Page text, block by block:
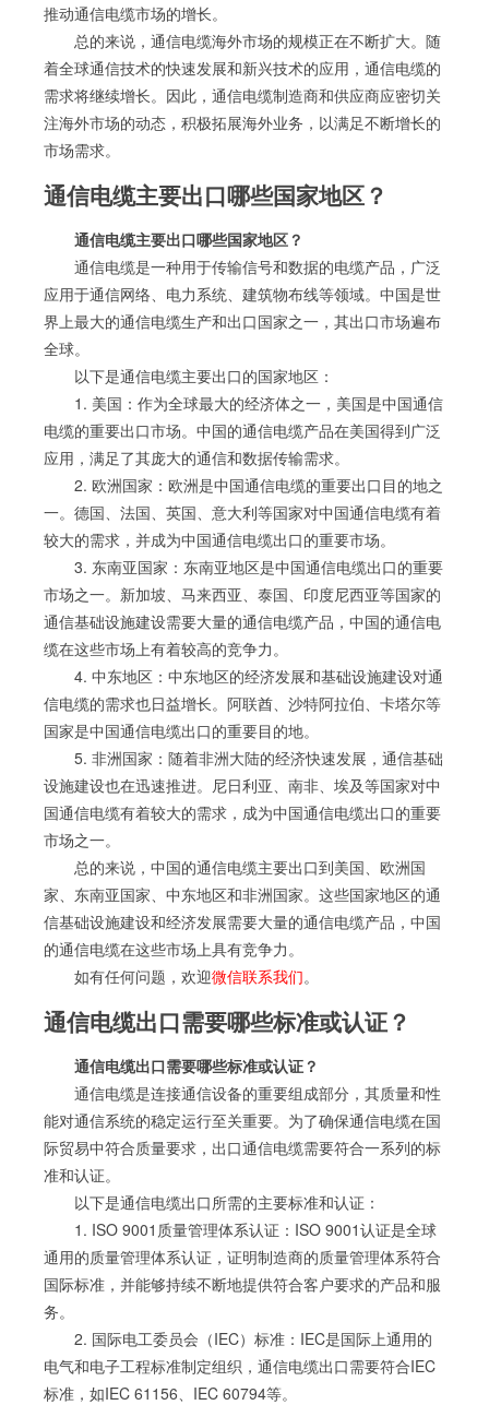
推动通信电缆市场的增长。
总的来说，通信电缆海外市场的规模正在不断扩大。随
着全球通信技术的快速发展和新兴技术的应用，通信电缆的
需求将继续增长。因此，通信电缆制造商和供应商应密切关
注海外市场的动态，积极拓展海外业务，以满足不断增长的
市场需求。
通信电缆主要出口哪些国家地区？
通信电缆主要出口哪些国家地区？
通信电缆是一种用于传输信号和数据的电缆产品，广泛
应用于通信网络、电力系统、建筑物布线等领域。中国是世
界上最大的通信电缆生产和出口国家之一，其出口市场遍布
全球。
以下是通信电缆主要出口的国家地区：
1. 美国：作为全球最大的经济体之一，美国是中国通信
电缆的重要出口市场。中国的通信电缆产品在美国得到广泛
应用，满足了其庞大的通信和数据传输需求。
2. 欧洲国家：欧洲是中国通信电缆的重要出口目的地之
一。德国、法国、英国、意大利等国家对中国通信电缆有着
较大的需求，并成为中国通信电缆出口的重要市场。
3. 东南亚国家：东南亚地区是中国通信电缆出口的重要
市场之一。新加坡、马来西亚、泰国、印度尼西亚等国家的
通信基础设施建设需要大量的通信电缆产品，中国的通信电
缆在这些市场上有着较高的竞争力。
4. 中东地区：中东地区的经济发展和基础设施建设对通
信电缆的需求也日益增长。阿联酋、沙特阿拉伯、卡塔尔等
国家是中国通信电缆出口的重要目的地。
5. 非洲国家：随着非洲大陆的经济快速发展，通信基础
设施建设也在迅速推进。尼日利亚、南非、埃及等国家对中
国通信电缆有着较大的需求，成为中国通信电缆出口的重要
市场之一。
总的来说，中国的通信电缆主要出口到美国、欧洲国
家、东南亚国家、中东地区和非洲国家。这些国家地区的通
信基础设施建设和经济发展需要大量的通信电缆产品，中国
的通信电缆在这些市场上具有竞争力。
如有任何问题，欢迎微信联系我们。
通信电缆出口需要哪些标准或认证？
通信电缆出口需要哪些标准或认证？
通信电缆是连接通信设备的重要组成部分，其质量和性
能对通信系统的稳定运行至关重要。为了确保通信电缆在国
际贸易中符合质量要求，出口通信电缆需要符合一系列的标
准和认证。
以下是通信电缆出口所需的主要标准和认证：
1. ISO 9001质量管理体系认证：ISO 9001认证是全球
通用的质量管理体系认证，证明制造商的质量管理体系符合
国际标准，并能够持续不断地提供符合客户要求的产品和服
务。
2. 国际电工委员会（IEC）标准：IEC是国际上通用的
电气和电子工程标准制定组织，通信电缆出口需要符合IEC
标准，如IEC 61156、IEC 60794等。